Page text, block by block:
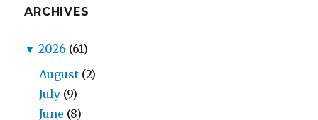
ARCHIVES
▼ 2026 (61)
August (2)
July (9)
June (8)